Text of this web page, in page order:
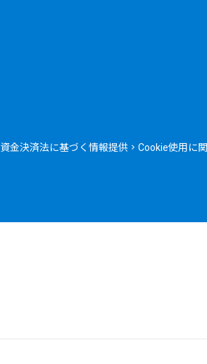
資金決済法に基づく情報提供
Cookie使用に